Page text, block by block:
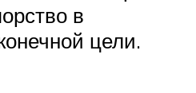
в
цели.